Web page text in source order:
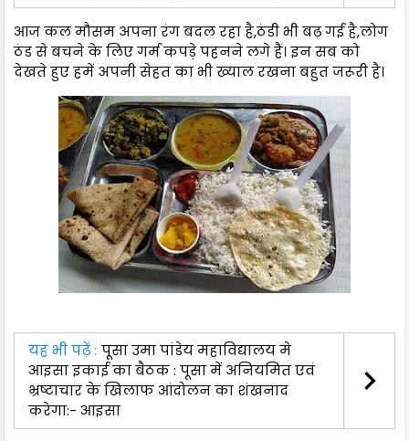
आज कल मौसम अपना रंग बदल रहा है,ठंडी भी बढ़ गई है,लोग
ठंड से बचने के लिए गर्म कपड़े पहनने लगे हैं। इन सब को
देखते हुए हमें अपनी सेहत का भी ख्याल रखना बहुत जरूरी है।
यह भी पढ़ें : पूसा उमा पांडेय महाविद्यालय मे
आइसा इकाई का बैठक : पूसा में अनियमित एवं
भ्रष्टाचार के खिलाफ आंदोलन का शंखनाद
करेगा:- आइसा